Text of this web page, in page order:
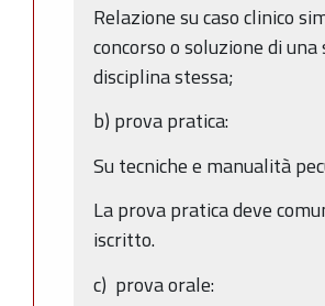
Relazione su caso clinico
concorso o soluzione di
disciplina stessa;
b) prova pratica:
Su tecniche e manualità
La prova pratica deve
iscritto.
c) prova orale: